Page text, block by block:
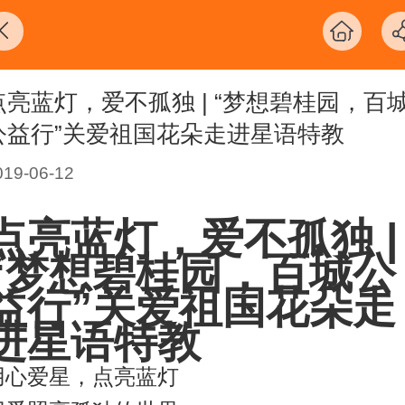
亮蓝灯，爱不孤独 | “梦想碧桂园，百
益行”关爱祖国花朵走进星语特教
06-12
亮蓝灯，爱不孤独 |
想碧桂园，百城公
行”关爱祖国花朵走
星语特教
心爱星，点亮蓝灯